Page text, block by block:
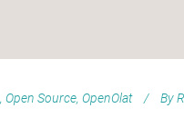
, Open Source, OpenOlat By